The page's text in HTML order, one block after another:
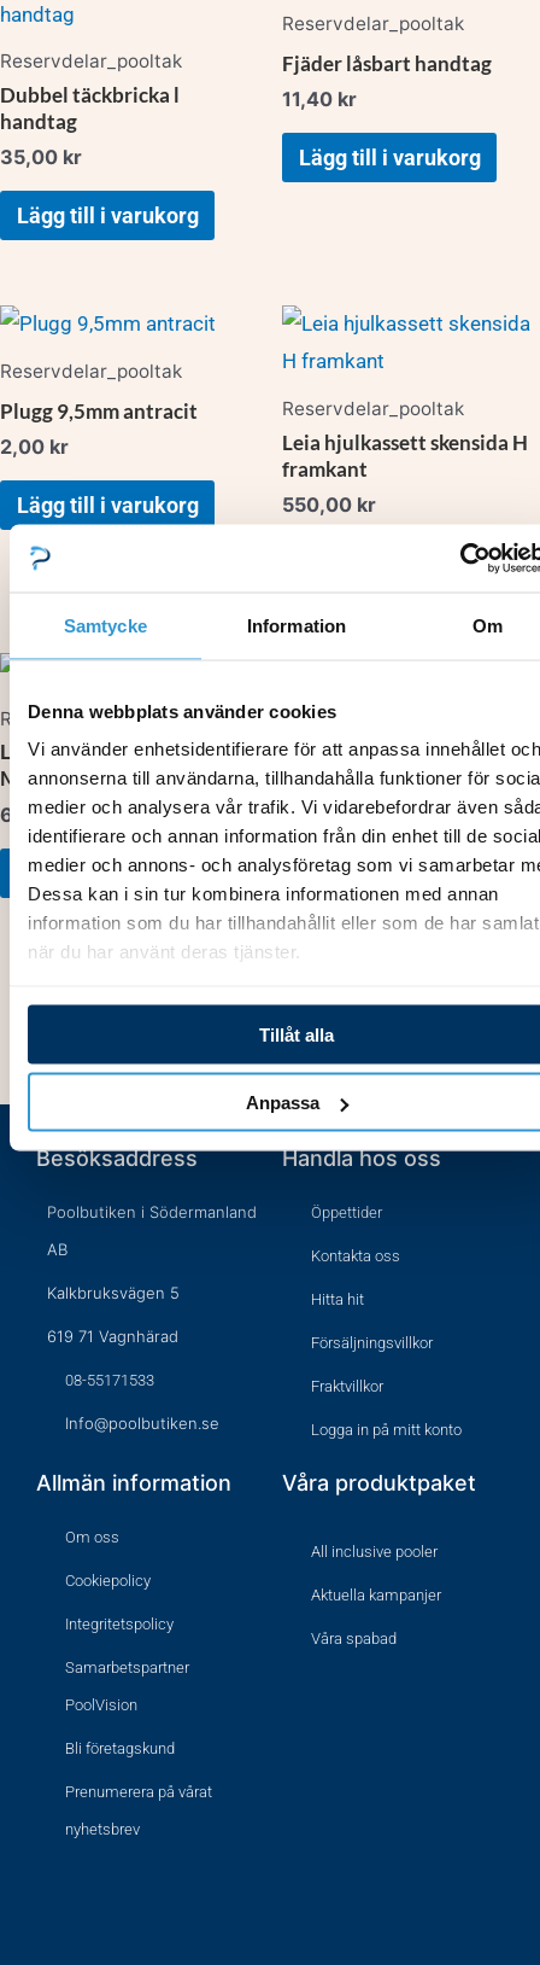
Samtycke Information Om
Denna webbplats använder cookies
Vi använder enhetsidentifierare för att anpassa innehållet och
annonserna till användarna, tillhandahålla funktioner för
medier och analysera vår trafik. Vi vidarebefordrar även
identifierare och annan information från din enhet till de
medier och annons- och analysföretag som vi samarbetar
Dessa kan i sin tur kombinera informationen med annan
information som du har tillhandahållit eller som de har
när du har använt deras tjänster.
Tillåt alla
Anpassa
Reservdelar_pooltak
Dubbel täckbricka l
handtag
35,00 kr
Lägg till i varukorg
Reservdelar_pooltak
Fjäder låsbart handtag
11,40 kr
Lägg till i varukorg
Reservdelar_pooltak
Plugg 9,5mm antracit
2,00 kr
Lägg till i varukorg
Reservdelar_pooltak
Leia hjulkassett skensida H
framkant
550,00 kr
Lägg till i varukorg
Reservdelar_pooltak
Leia/Alva Måttbeställt
Manuell låsning H
623,00kr
Lägg till i varukorg
Reservdelar_pooltak
Skjutdörr – lås
(Måttbeställt tak)
Lägg till i varukorg
Besöksaddress
Poolbutiken i Södermanland
AB
Kalkbruksvägen 5
619 71 Vagnhärad
08-55171533
Info@poolbutiken.se
Handla hos oss
Öppettider
Kontakta oss
Hitta hit
Försäljningsvillkor
Fraktvillkor
Logga in på mitt konto
Allmän information
Om oss
Cookiepolicy
Integritetspolicy
Samarbetspartner
PoolVision
Bli företagskund
Prenumerera på vårat
nyhetsbrev
Våra produktpaket
All inclusive pooler
Aktuella kampanjer
Våra spabad